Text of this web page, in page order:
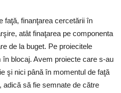
faţă, finanţarea cercetării în
atât finaţarea pe componenta
de la buget. Pe proiecitele
blocaj. Avem proiecte care s-au
şi nici până în momentul de faţă
să fie semnate de către